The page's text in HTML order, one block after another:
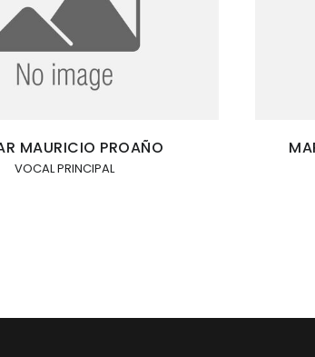
MAURICIO PROAÑO
VOCAL PRINCIPAL